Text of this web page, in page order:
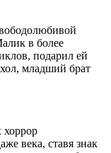
в более
подарил ей
младший брат
века, ставя знак